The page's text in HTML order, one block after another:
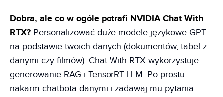
Dobra, ale co w ogóle potrafi NVIDIA Chat With
RTX? Personalizować duże modele językowe GPT
na podstawie twoich danych (dokumentów, tabel z
danymi czy filmów). Chat With RTX wykorzystuje
generowanie RAG i TensorRT-LLM. Po prostu
nakarm chatbota danymi i zadawaj mu pytania.